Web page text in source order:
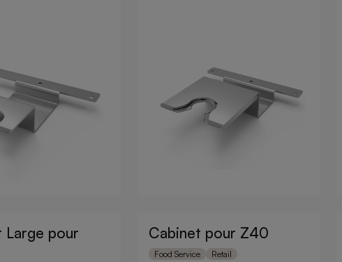
Large pour
Cabinet pour Z40
Food Service Retail